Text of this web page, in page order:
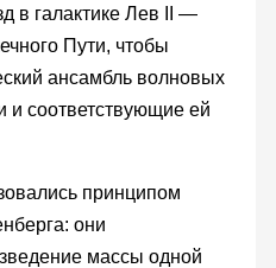
в галактике Лев II —
Пути, чтобы
ансамбль волновых
и соответствующие ей
принципом
они
массы одной